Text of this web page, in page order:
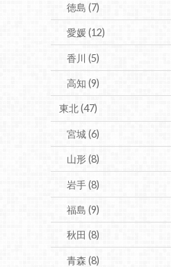
徳島(7)
愛媛(12)
香川(5)
高知(9)
東北(47)
宮城(6)
山形(8)
岩手(8)
福島(9)
秋田(8)
青森(8)